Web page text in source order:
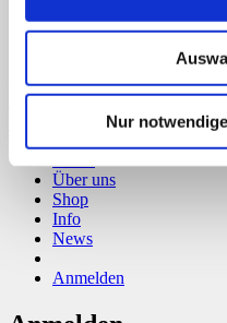
Nur
Copyright 2026 ©
Vertrag widerrufen
Über uns
Shop
Info
News
Anmelden